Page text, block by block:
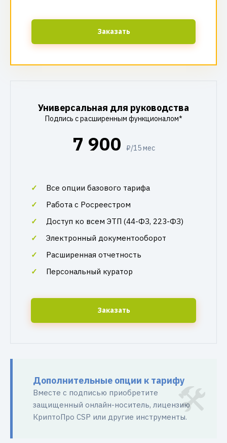
Заказать
Универсальная для руководства
Подпись с расширенным функционалом*
7 900 ₽/15 мес
Все опции базового тарифа
Работа с Росреестром
Доступ ко всем ЭТП (44-ФЗ, 223-ФЗ)
Электронный документооборот
Расширенная отчетность
Персональный куратор
Заказать
Дополнительные опции к тарифу
Вместе с подписью приобретите
защищенный онлайн-носитель, лицензию
КриптоПро CSP или другие инструменты.